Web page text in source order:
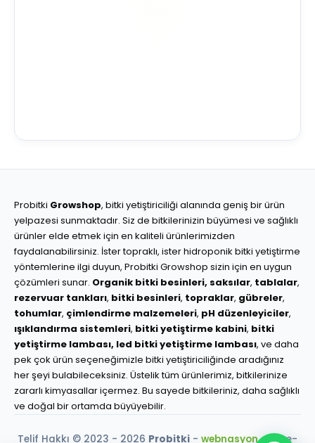
Probitki Growshop, bitki yetiştiriciliği alanında geniş bir ürün
yelpazesi sunmaktadır. Siz de bitkilerinizin büyümesi ve sağlıklı
ürünler elde etmek için en kaliteli ürünlerimizden
faydalanabilirsiniz. İster topraklı, ister hidroponik bitki yetiştirme
yöntemlerine ilgi duyun, Probitki Growshop sizin için en uygun
çözümleri sunar. Organik bitki besinleri, saksılar, tablalar,
rezervuar tankları, bitki besinleri, topraklar, gübreler,
tohumlar, çimlendirme malzemeleri, pH düzenleyiciler,
ışıklandırma sistemleri, bitki yetiştirme kabini, bitki
yetiştirme lambası, led bitki yetiştirme lambası, ve daha
pek çok ürün seçeneğimizle bitki yetiştiriciliğinde aradığınız
her şeyi bulabileceksiniz. Üstelik tüm ürünlerimiz, bitkilerinize
zararlı kimyasallar içermez. Bu sayede bitkileriniz, daha sağlıklı
ve doğal bir ortamda büyüyebilir.
Telif Hakkı © 2023 - 2026 Probitki - webnasyon.come-